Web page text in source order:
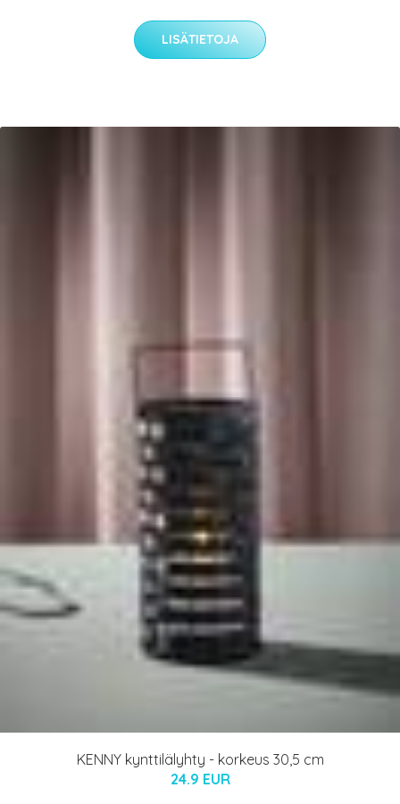
LISÄTIETOJA
KENNY kynttilälyhty - korkeus 30,5 cm
24.9 EUR